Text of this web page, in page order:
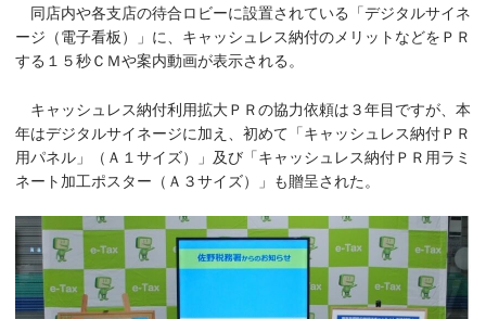
同店内や各支店の待合ロビーに設置されている「デジタルサイネ
ージ（電子看板）」に、キャッシュレス納付のメリットなどをＰＲ
する１５秒ＣＭや案内動画が表示される。
キャッシュレス納付利用拡大ＰＲの協力依頼は３年目ですが、本
年はデジタルサイネージに加え、初めて「キャッシュレス納付ＰＲ
用パネル」（Ａ１サイズ）」及び「キャッシュレス納付ＰＲ用ラミ
ネート加工ポスター（Ａ３サイズ）」も贈呈された。